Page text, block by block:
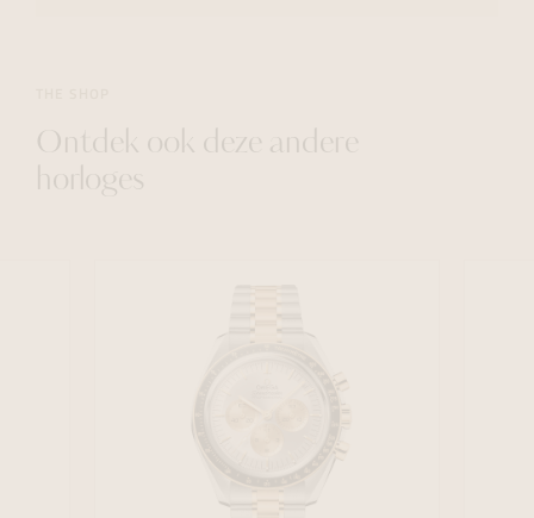
Ontdek ook deze andere
horloges